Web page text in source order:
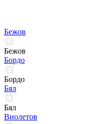
Бежов
Бежов
Бордо
Бордо
Бял
Бял
Виолетов